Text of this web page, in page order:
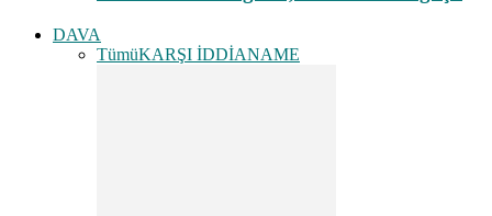
DAVA
TümüKARŞI İDDİANAME